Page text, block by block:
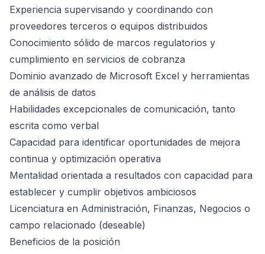
Experiencia supervisando y coordinando con
proveedores terceros o equipos distribuidos
Conocimiento sólido de marcos regulatorios y
cumplimiento en servicios de cobranza
Dominio avanzado de Microsoft Excel y herramientas
de análisis de datos
Habilidades excepcionales de comunicación, tanto
escrita como verbal
Capacidad para identificar oportunidades de mejora
continua y optimización operativa
Mentalidad orientada a resultados con capacidad para
establecer y cumplir objetivos ambiciosos
Licenciatura en Administración, Finanzas, Negocios o
campo relacionado (deseable)
Beneficios de la posición